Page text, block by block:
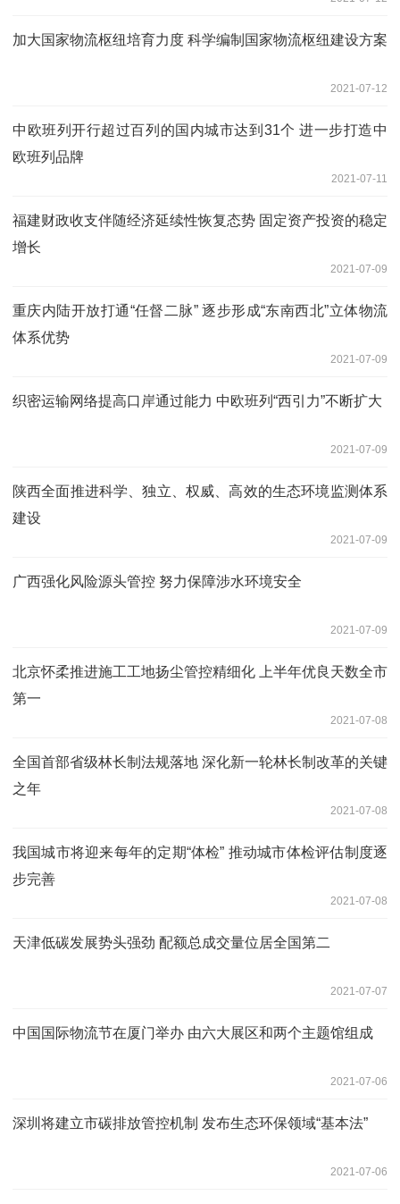
加大国家物流枢纽培育力度 科学编制国家物流枢纽建设方案
2021-07-12
中欧班列开行超过百列的国内城市达到31个 进一步打造中
欧班列品牌
2021-07-11
福建财政收支伴随经济延续性恢复态势 固定资产投资的稳定
增长
2021-07-09
重庆内陆开放打通“任督二脉” 逐步形成“东南西北”立体物流
体系优势
2021-07-09
织密运输网络提高口岸通过能力 中欧班列“西引力”不断扩大
2021-07-09
陕西全面推进科学、独立、权威、高效的生态环境监测体系
建设
2021-07-09
广西强化风险源头管控 努力保障涉水环境安全
2021-07-09
北京怀柔推进施工工地扬尘管控精细化 上半年优良天数全市
第一
2021-07-08
全国首部省级林长制法规落地 深化新一轮林长制改革的关键
之年
2021-07-08
我国城市将迎来每年的定期“体检” 推动城市体检评估制度逐
步完善
2021-07-08
天津低碳发展势头强劲 配额总成交量位居全国第二
2021-07-07
中国国际物流节在厦门举办 由六大展区和两个主题馆组成
2021-07-06
深圳将建立市碳排放管控机制 发布生态环保领域“基本法”
2021-07-06